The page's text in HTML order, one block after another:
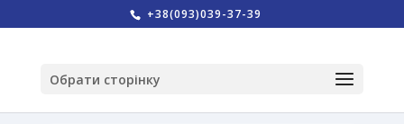
+38(093)039-37-39
Обрати сторінку